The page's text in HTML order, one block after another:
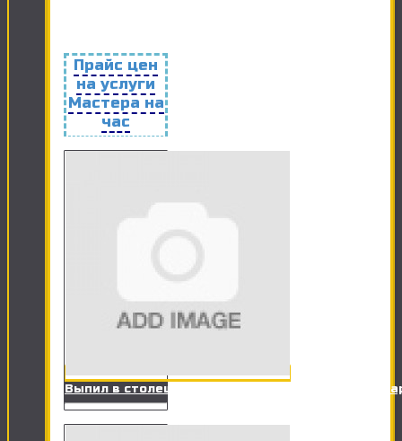
Прайс цен
на услуги
Мастера на
час
Выпил в столешницах ДСП под оборудование